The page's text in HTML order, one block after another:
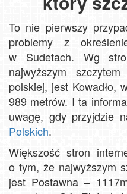
To nie pierwszy
problemy z
w Sudetach. Wg
najwyższym
polskiej, jest Kowadło,
989 metrów. I ta
uwagę, gdy przyjdzie
Polskich.
Większość stron
o tym, że najwyższym
jest Postawna –